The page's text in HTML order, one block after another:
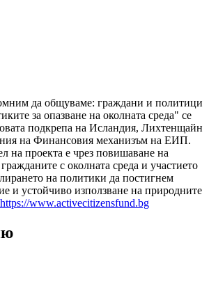
да общуваме: граждани и политици
за опазване на околната среда" се
подкрепа на Исландия, Лихтенщайн
на Финансовия механизъм на ЕИП.
на проекта е чрез повишаване на
с околната среда и участието
на политики да постигнем
и устойчиво използване на природните
https://www.activecitizensfund.bg